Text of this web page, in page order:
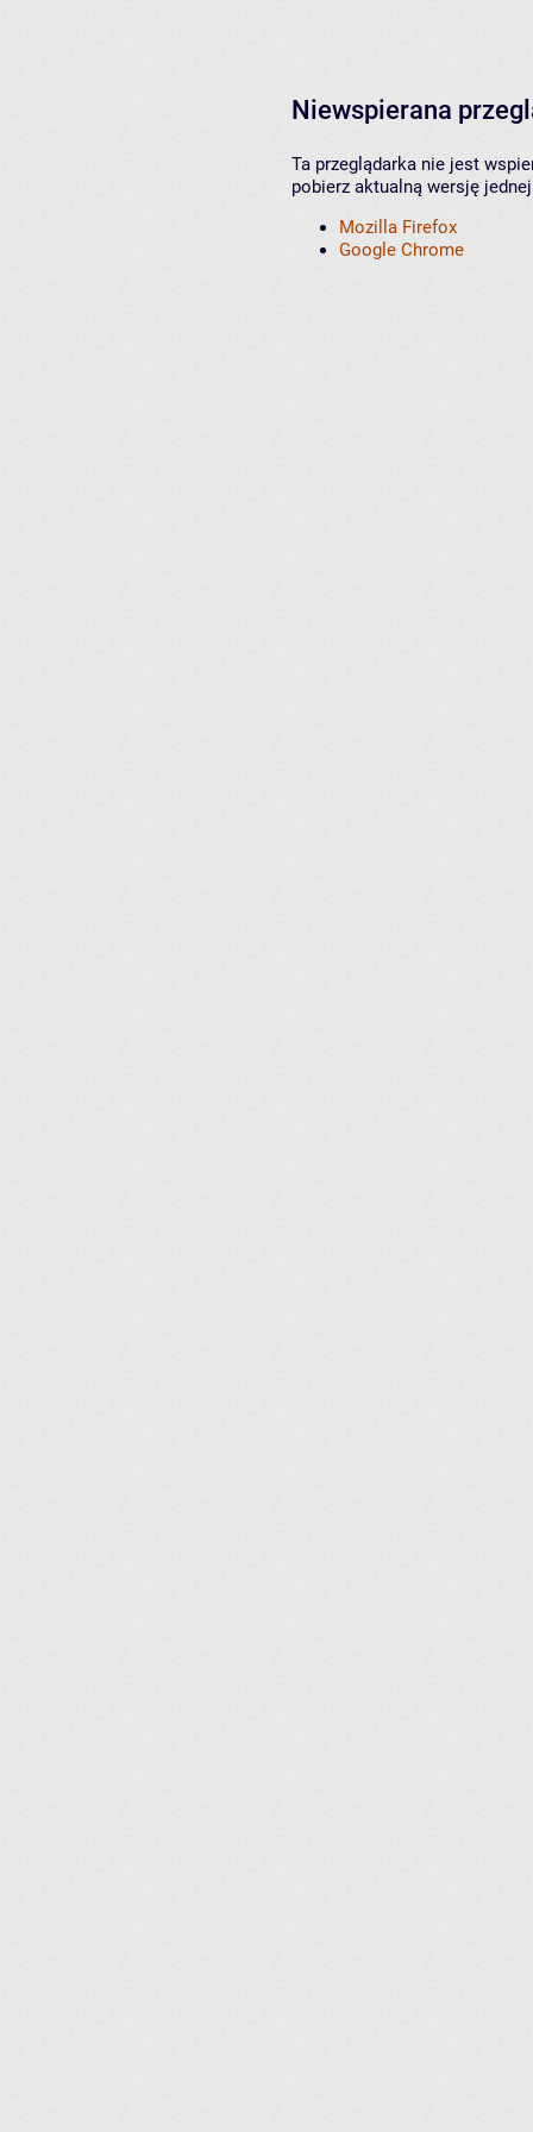
Niewspierana
Ta przeglądarka nie jest
pobierz aktualną wersję
Mozilla Firefox
Google Chrome